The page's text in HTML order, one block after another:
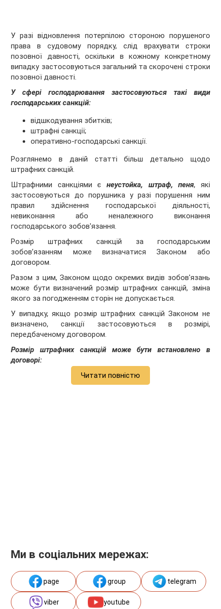
У разі відновлення потерпілою стороною порушеного
права в судовому порядку, слід врахувати строки
позовної давності, оскільки в кожному конкретному
випадку застосовуються загальний та скорочені строки
позовної давності.
У сфері господарювання застосовуються такі види
господарських санкцій:
відшкодування збитків;
штрафні санкції;
оперативно-господарські санкції.
Розглянемо в даній статті більш детально щодо
штрафних санкцій.
Штрафними санкціями є неустойка, штраф, пеня, які
застосовуються до порушника у разі порушення ним
правил здійснення господарської діяльності,
невиконання або неналежного виконання
господарського зобов'язання.
Розмір штрафних санкцій за господарським
зобов’язанням може визначатися Законом або
договором.
Разом з цим, Законом щодо окремих видів зобов'язань
може бути визначений розмір штрафних санкцій, зміна
якого за погодженням сторін не допускається.
У випадку, якщо розмір штрафних санкцій Законом не
визначено, санкції застосовуються в розмірі,
передбаченому договором.
Розмір штрафних санкцій може бути встановлено в
договорі:
Читати повністю
Ми в соціальних мережах:
page group telegram
viber youtube